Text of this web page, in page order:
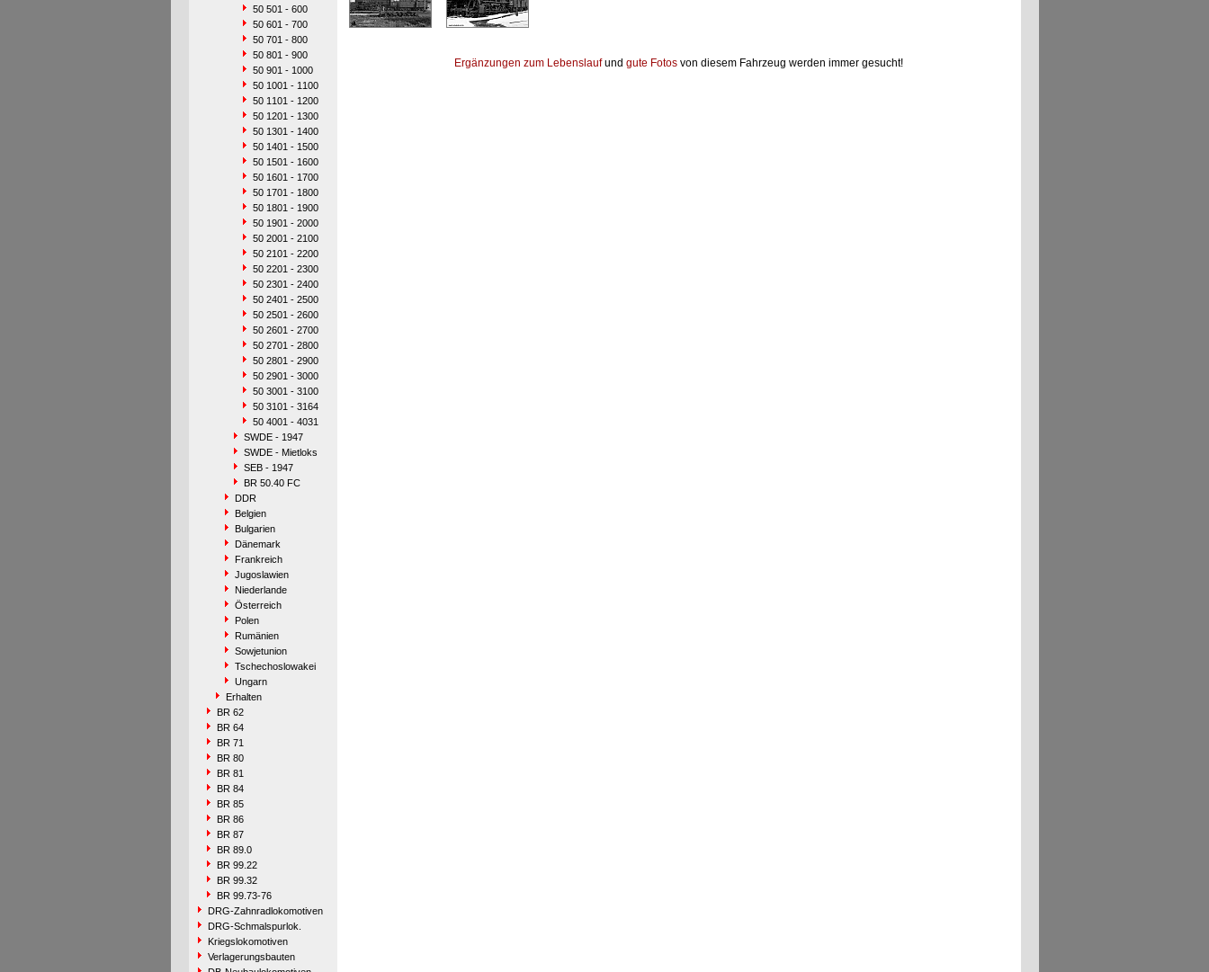
50 501 - 600
50 601 - 700
50 701 - 800
50 801 - 900
50 901 - 1000
50 1001 - 1100
50 1101 - 1200
50 1201 - 1300
50 1301 - 1400
50 1401 - 1500
50 1501 - 1600
50 1601 - 1700
50 1701 - 1800
50 1801 - 1900
50 1901 - 2000
50 2001 - 2100
50 2101 - 2200
50 2201 - 2300
50 2301 - 2400
50 2401 - 2500
50 2501 - 2600
50 2601 - 2700
50 2701 - 2800
50 2801 - 2900
50 2901 - 3000
50 3001 - 3100
50 3101 - 3164
50 4001 - 4031
SWDE - 1947
SWDE - Mietloks
SEB - 1947
BR 50.40 FC
DDR
Belgien
Bulgarien
Dänemark
Frankreich
Jugoslawien
Niederlande
Österreich
Polen
Rumänien
Sowjetunion
Tschechoslowakei
Ungarn
Erhalten
BR 62
BR 64
BR 71
BR 80
BR 81
BR 84
BR 85
BR 86
BR 87
BR 89.0
BR 99.22
BR 99.32
BR 99.73-76
DRG-Zahnradlokomotiven
DRG-Schmalspurlok.
Kriegslokomotiven
Verlagerungsbauten
Ergänzungen zum Lebenslaufund gute Fotos von diesem Fahrzeug werden immer gesucht!